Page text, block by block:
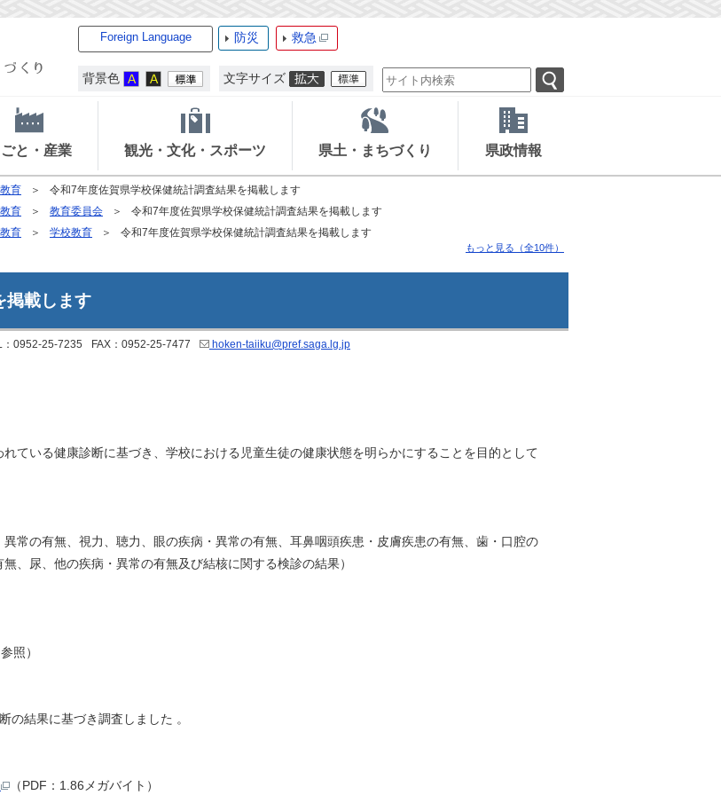
Foreign Language 防災 救急
背景色 文字サイズ
ごと・産業 観光・文化・スポーツ 県土・まちづくり 県政情報
育
令和7年度佐賀県学校保健統計調査結果を掲載します
育 教育委員会
令和7年度佐賀県学校保健統計調査結果を掲載します
育 学校教育 令和7年度佐賀県学校保健統計調査結果を掲載します
もっと見る（全10件）
掲載します
：0952-25-7235 FAX：0952-25-7477 hoken-taiiku@pref.saga.lg.jp
いる健康診断に基づき、学校における児童生徒の健康状態を明らかにすることを目的として
の有無、視力、聴力、眼の疾病・異常の有無、耳鼻咽頭疾患・皮膚疾患の有無、歯・口腔の
、尿、他の疾病・異常の有無及び結核に関する検診の結果）
照）
結果に基づき調査しました 。
（PDF：1.86メガバイト）